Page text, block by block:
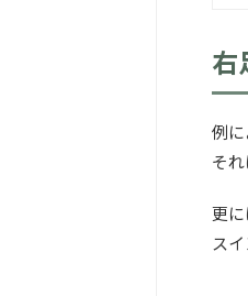
右
例
それ
更
ス